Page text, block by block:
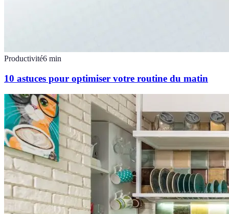
Productivité6 min
10 astuces pour optimiser votre routine du matin